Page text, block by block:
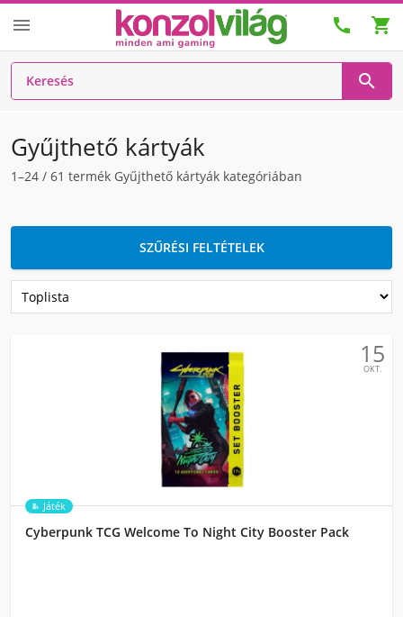
  

Gyűjthető kártyák
1–24 / 61 termék Gyűjthető kártyák kategóriában
SZŰRÉSI FELTÉTELEK
15
OKT.
Játék
Cyberpunk TCG Welcome To Night City Booster Pack